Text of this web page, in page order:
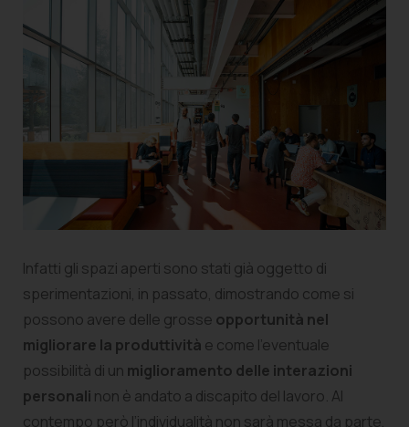
Infatti gli spazi aperti sono stati già oggetto di
sperimentazioni, in passato, dimostrando come si
possono avere delle grosse opportunità nel
migliorare la produttività e come l’eventuale
possibilità di un miglioramento delle interazioni
personali non è andato a discapito del lavoro. Al
contempo però l’individualità non sarà messa da parte,